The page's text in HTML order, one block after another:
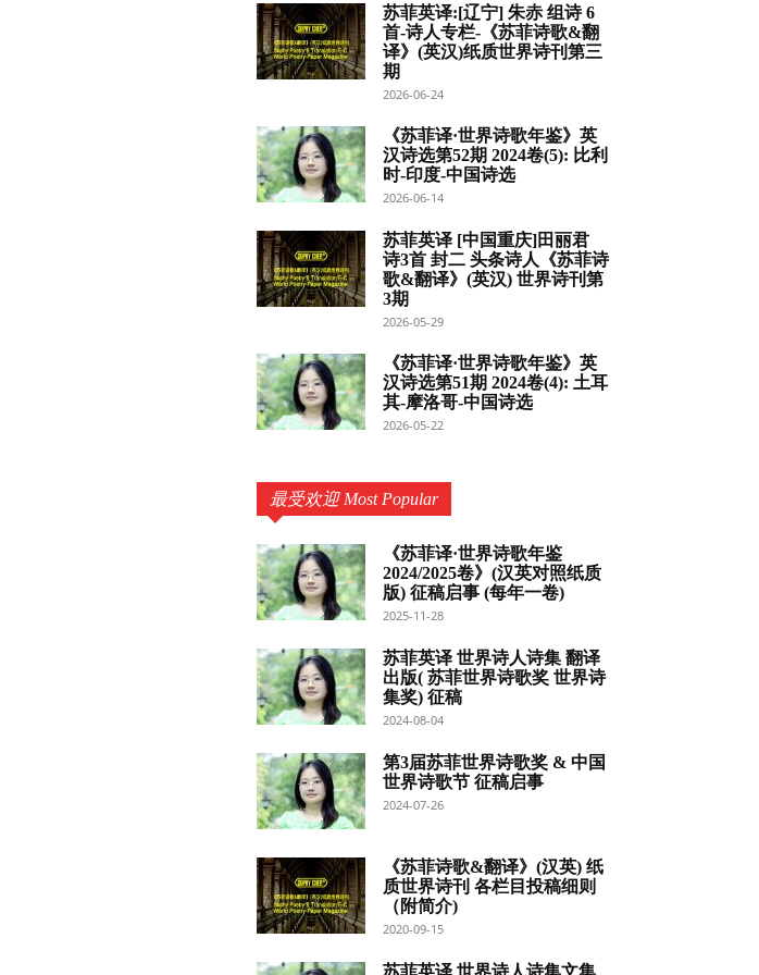
苏菲英译:[辽宁] 朱赤 组诗 6
首-诗人专栏-《苏菲诗歌&翻
译》(英汉)纸质世界诗刊第三
期
2026-06-24
《苏菲译·世界诗歌年鉴》英
汉诗选第52期 2024卷(5): 比利
时-印度-中国诗选
2026-06-14
苏菲英译 [中国重庆]田丽君
诗3首 封二 头条诗人《苏菲诗
歌&翻译》(英汉) 世界诗刊第
3期
2026-05-29
《苏菲译·世界诗歌年鉴》英
汉诗选第51期 2024卷(4): 土耳
其-摩洛哥-中国诗选
2026-05-22
最受欢迎 Most Popular
《苏菲译·世界诗歌年鉴
2024/2025卷》(汉英对照纸质
版) 征稿启事 (每年一卷)
2025-11-28
苏菲英译 世界诗人诗集 翻译
出版( 苏菲世界诗歌奖 世界诗
集奖) 征稿
2024-08-04
第3届苏菲世界诗歌奖 & 中国
世界诗歌节 征稿启事
2024-07-26
《苏菲诗歌&翻译》(汉英) 纸
质世界诗刊 各栏目投稿细则
（附简介)
2020-09-15
苏菲英译 世界诗人诗集文集